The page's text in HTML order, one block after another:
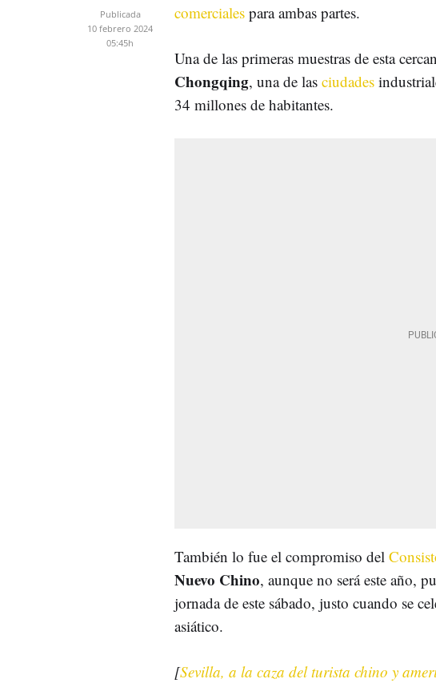
Publicada
10 febrero 2024
05:45h
comerciales para ambas partes.
Una de las primeras muestras de esta
Chongqing, una de las ciudades
34 millones de habitantes.
También lo fue el compromiso del
Nuevo Chino, aunque no será este año,
jornada de este sábado, justo cuando se
asiático.
[Sevilla, a la caza del turista chino y